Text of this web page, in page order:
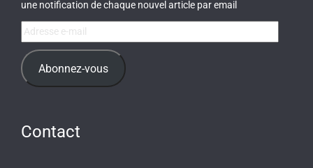
une notification de chaque nouvel article par email
Adresse
e-
mail Abonnez-vous
Contact